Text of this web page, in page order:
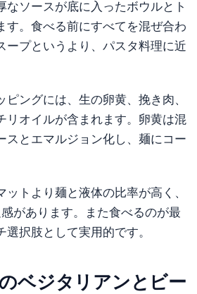
なソースが底に入ったボウルとト
す。食べる前にすべてを混ぜ合わ
ープというより、パスタ料理に近
ングには、生の卵黄、挽き肉、
リオイルが含まれます。卵黄は混
スとエマルジョン化し、麺にコー
ットより麺と液体の比率が高く、
があります。また食べるのが最
択肢として実用的です。
ベジタリアンとビー